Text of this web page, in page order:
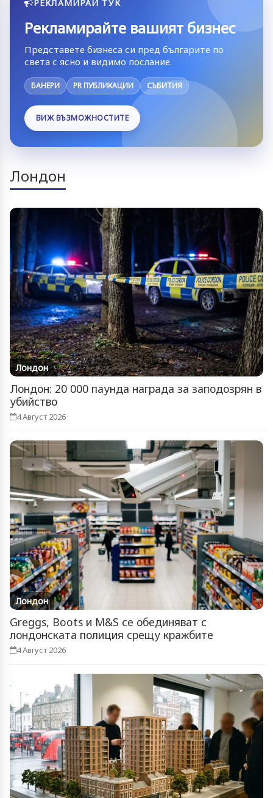
РЕКЛАМИРАЙ ТУК
Рекламирайте вашият бизнес
Представете бизнеса си пред българите по
света с ясно и видимо послание.
БАНЕРИ PR ПУБЛИКАЦИИ СЪБИТИЯ
ВИЖ ВЪЗМОЖНОСТИТЕ
Лондон
Лондон
Лондон: 20 000 паунда награда за заподозрян в
убийство
4 Август 2026
Лондон
Greggs, Boots и M&S се обединяват с
лондонската полиция срещу кражбите
4 Август 2026